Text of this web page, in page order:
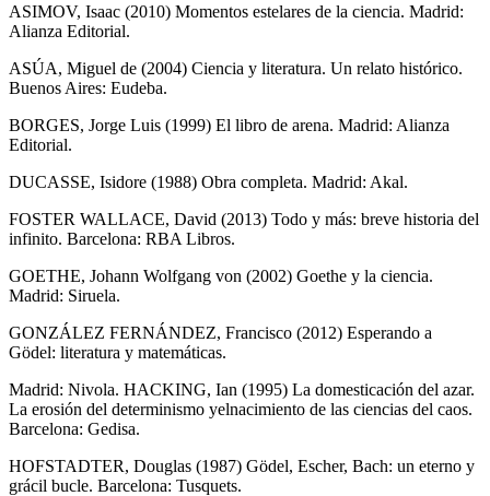
ASIMOV, Isaac (2010) Momentos estelares de la ciencia. Madrid:
Alianza Editorial.
ASÚA, Miguel de (2004) Ciencia y literatura. Un relato histórico.
Buenos Aires: Eudeba.
BORGES, Jorge Luis (1999) El libro de arena. Madrid: Alianza
Editorial.
DUCASSE, Isidore (1988) Obra completa. Madrid: Akal.
FOSTER WALLACE, David (2013) Todo y más: breve historia del
infinito. Barcelona: RBA Libros.
GOETHE, Johann Wolfgang von (2002) Goethe y la ciencia.
Madrid: Siruela.
GONZÁLEZ FERNÁNDEZ, Francisco (2012) Esperando a
Gödel: literatura y matemáticas.
Madrid: Nivola. HACKING, Ian (1995) La domesticación del azar.
La erosión del determinismo yelnacimiento de las ciencias del caos.
Barcelona: Gedisa.
HOFSTADTER, Douglas (1987) Gödel, Escher, Bach: un eterno y
grácil bucle. Barcelona: Tusquets.